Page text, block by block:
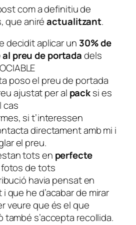
com a definitiu de
que aniréactualitzant.
decidit aplicar un 30% de
preu de portadadels
poso el preu de portada
ajustat per al packsi es
cas
si t’interessen
directament amb mi i
el preu.
tots en perfecte
fotos de tots
havia pensat en
i que he d’acabar de mirar
veure que és el que
també s’accepta recollida.